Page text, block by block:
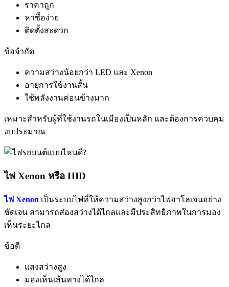
ราคาถูก
หาซื้อง่าย
ติดตั้งสะดวก
ข้อจำกัด
ความสว่างน้อยกว่า LED และ Xenon
อายุการใช้งานสั้น
ใช้พลังงานค่อนข้างมาก
เหมาะสำหรับผู้ที่ใช้งานรถในเมืองเป็นหลัก และต้องการควบคุม
งบประมาณ
ไฟ Xenon หรือ HID
ไฟ Xenon เป็นระบบไฟที่ให้ความสว่างสูงกว่าไฟฮาโลเจนอย่าง
ชัดเจน สามารถส่องสว่างได้ไกลและมีประสิทธิภาพในการมอง
เห็นระยะไกล
ข้อดี
แสงสว่างสูง
มองเห็นเส้นทางได้ไกล